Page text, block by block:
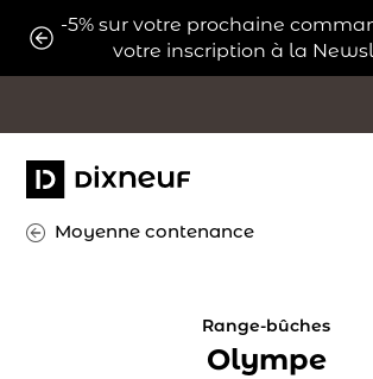
-5% sur votre prochaine
votre inscription à la
Moyenne contenance
Range-bûches
Olympe